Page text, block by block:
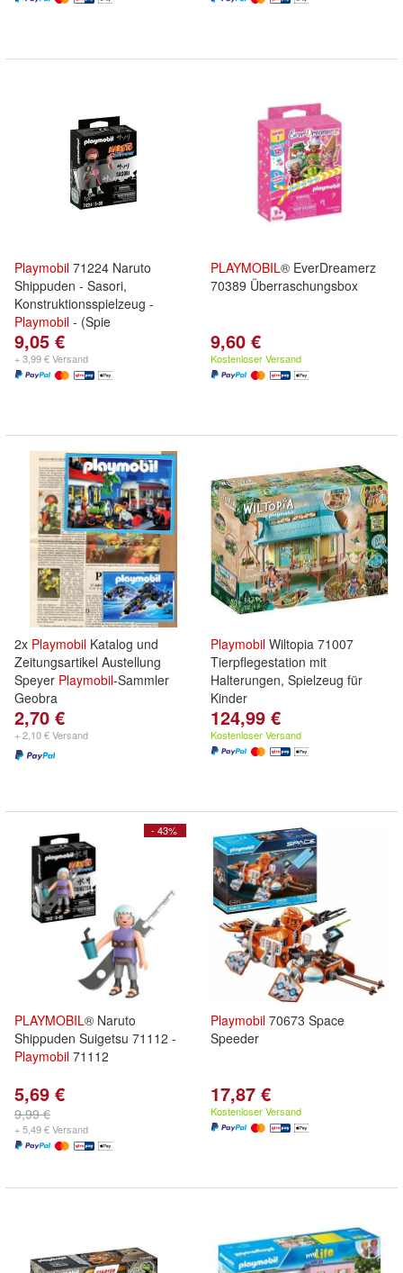
Playmobil 71224 Naruto
Shippuden - Sasori,
Konstruktionsspielzeug -
Playmobil - (Spie
9,05 €
+ 3,99 € Versand
PLAYMOBIL® EverDreamerz
70389 Überraschungsbox
9,60 €
Kostenloser Versand
2x Playmobil Katalog und
Zeitungsartikel Austellung
Speyer Playmobil-Sammler
Geobra
2,70 €
+ 2,10 € Versand
Playmobil Wiltopia 71007
Tierpflegestation mit
Halterungen, Spielzeug für
Kinder
124,99 €
Kostenloser Versand
- 43%
PLAYMOBIL® Naruto
Shippuden Suigetsu 71112 -
Playmobil 71112
5,69 €
9,99 €
+ 5,49 € Versand
Playmobil 70673 Space
Speeder
17,87 €
Kostenloser Versand